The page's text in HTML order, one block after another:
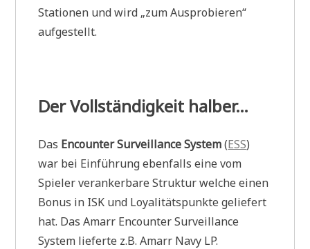
Stationen und wird „zum Ausprobieren“
aufgestellt.
Der Vollständigkeit halber…
Das Encounter Surveillance System(ESS)
war bei Einführung ebenfalls eine vom
Spieler verankerbare Struktur welche einen
Bonus in ISK und Loyalitätspunkte geliefert
hat. Das Amarr Encounter Surveillance
System lieferte z.B. Amarr Navy LP.